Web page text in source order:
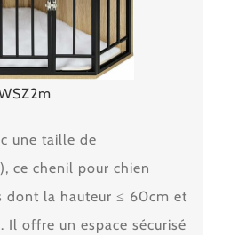
une taille de
ce chenil pour chien
dont la hauteur ≤ 60cm et
Il offre un espace sécurisé